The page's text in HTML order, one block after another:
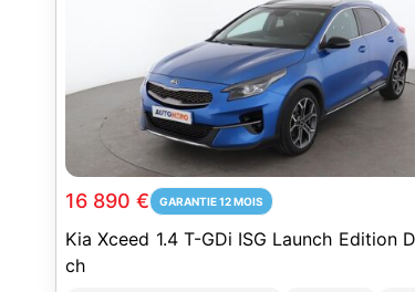
16 890 € GARANTIE 12 MOIS
Kia Xceed 1.4 T-GDi ISG Launch Edition
ch